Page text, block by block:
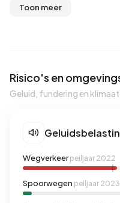
Toon meer
Risico's en
Geluid, fundering en
Wegverkeerpeiljaar 2022
Spoorwegen peiljaar 2023